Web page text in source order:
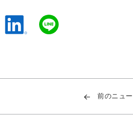
前のニュ